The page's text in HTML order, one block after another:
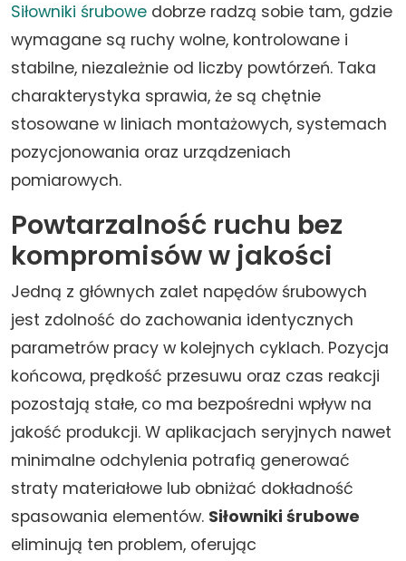
Siłowniki śrubowe dobrze radzą sobie tam, gdzie
wymagane są ruchy wolne, kontrolowane i
stabilne, niezależnie od liczby powtórzeń. Taka
charakterystyka sprawia, że są chętnie
stosowane w liniach montażowych, systemach
pozycjonowania oraz urządzeniach
pomiarowych.
Powtarzalność ruchu bez
kompromisów w jakości
Jedną z głównych zalet napędów śrubowych
jest zdolność do zachowania identycznych
parametrów pracy w kolejnych cyklach. Pozycja
końcowa, prędkość przesuwu oraz czas reakcji
pozostają stałe, co ma bezpośredni wpływ na
jakość produkcji. W aplikacjach seryjnych nawet
minimalne odchylenia potrafią generować
straty materiałowe lub obniżać dokładność
spasowania elementów. Siłowniki śrubowe
eliminują ten problem, oferując